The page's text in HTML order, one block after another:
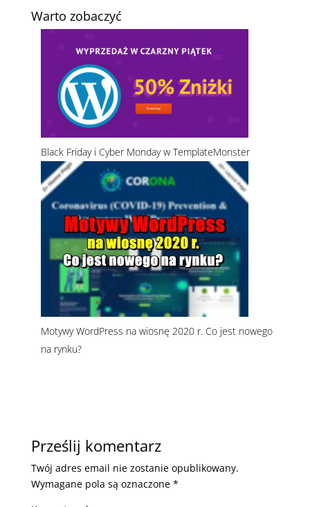
Warto zobaczyć
Black Friday i Cyber Monday w TemplateMonster
Motywy WordPress na wiosnę 2020 r. Co jest nowego
na rynku?
Prześlij komentarz
Twój adres email nie zostanie opublikowany.
Wymagane pola są oznaczone *